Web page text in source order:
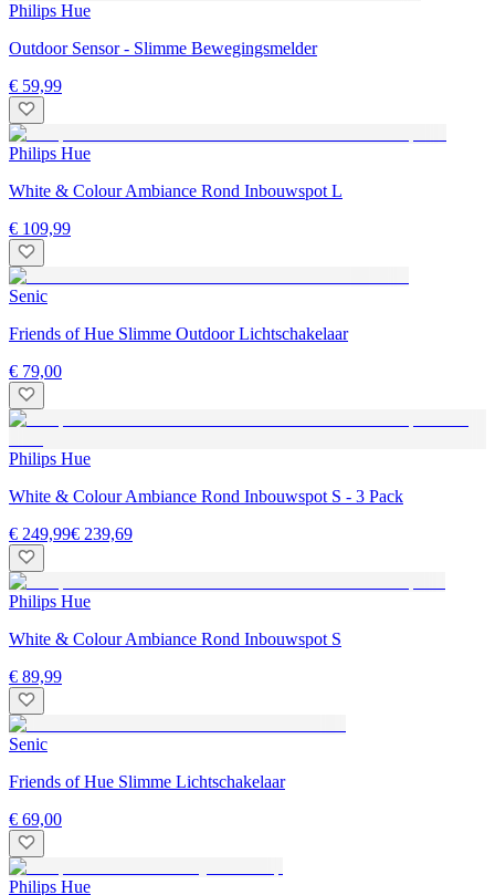
Philips Hue
Outdoor Sensor - Slimme Bewegingsmelder
€ 59,99
Philips Hue
White & Colour Ambiance Rond Inbouwspot L
€ 109,99
Senic
Friends of Hue Slimme Outdoor Lichtschakelaar
€ 79,00
Philips Hue
White & Colour Ambiance Rond Inbouwspot S - 3 Pack
€ 249,99€ 239,69
Philips Hue
White & Colour Ambiance Rond Inbouwspot S
€ 89,99
Senic
Friends of Hue Slimme Lichtschakelaar
€ 69,00
Philips Hue